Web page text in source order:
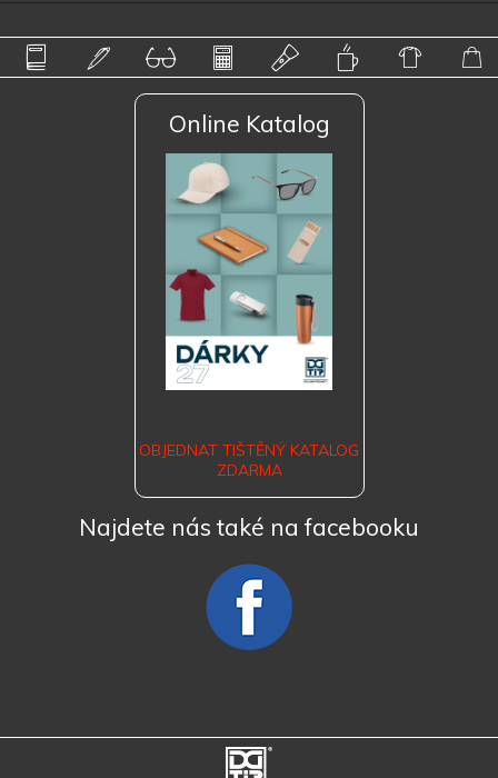
Online Katalog
OBJEDNAT TIŠTĚNÝ KATALOG
ZDARMA
Najdete nás také na facebooku